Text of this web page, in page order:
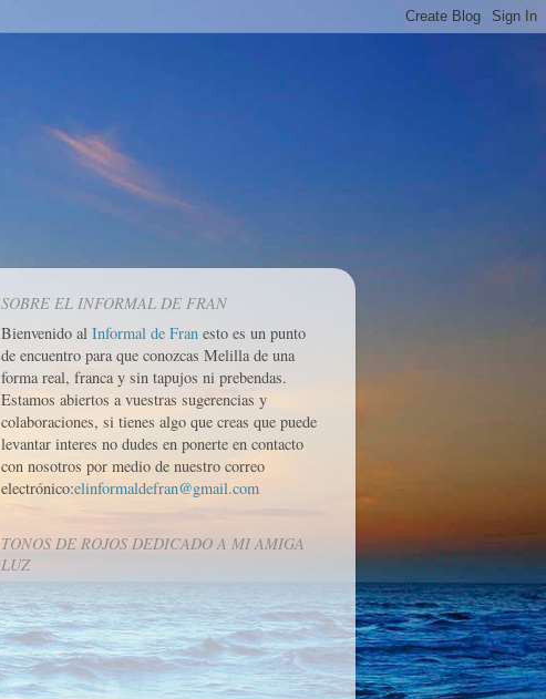
SOBRE EL INFORMAL DE FRAN
Bienvenido al Informal de Fran esto es un punto
de encuentro para que conozcas Melilla de una
forma real, franca y sin tapujos ni prebendas.
Estamos abiertos a vuestras sugerencias y
colaboraciones, si tienes algo que creas que puede
levantar interes no dudes en ponerte en contacto
con nosotros por medio de nuestro correo
electrónico:elinformaldefran@gmail.com
TONOS DE ROJOS DEDICADO A MI AMIGA
LUZ